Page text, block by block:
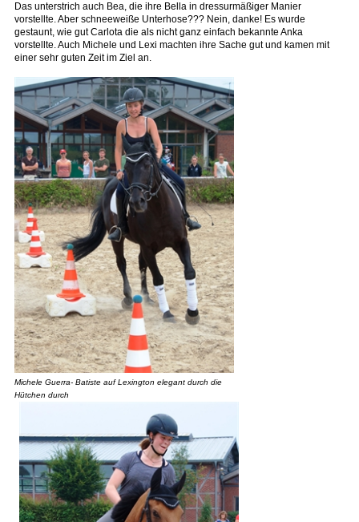
Das unterstrich auch Bea, die ihre Bella in dressurmäßiger Manier
vorstellte. Aber schneeweiße Unterhose??? Nein, danke! Es wurde
gestaunt, wie gut Carlota die als nicht ganz einfach bekannte Anka
vorstellte. Auch Michele und Lexi machten ihre Sache gut und kamen mit
einer sehr guten Zeit im Ziel an.
Michele Guerra- Batiste auf Lexington elegant durch die
Hütchen durch